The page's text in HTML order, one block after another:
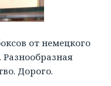
от немецкого
. Разнообразная
Дорого.